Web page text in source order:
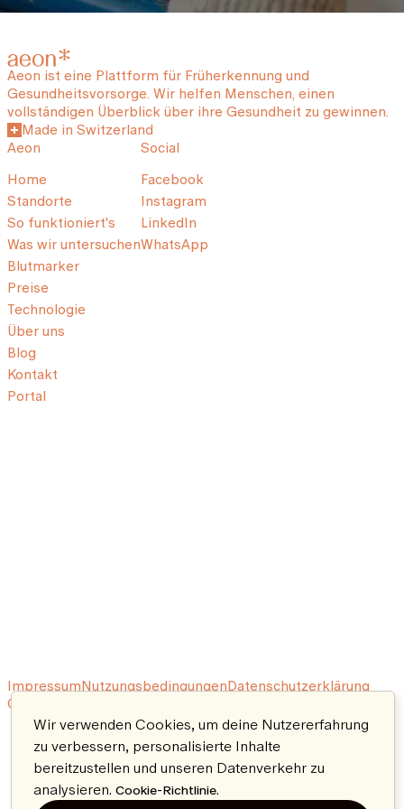
Aeon ist eine Plattform für Früherkennung und
Gesundheitsvorsorge. Wir helfen Menschen, einen
vollständigen Überblick über ihre Gesundheit zu gewinnen.
Made in Switzerland
Aeon
Home
Standorte
So funktioniert's
Was wir untersuchen
Blutmarker
Preise
Technologie
Über uns
Blog
Kontakt
Portal
Social
Facebook
Instagram
LinkedIn
WhatsApp
ImpressumNutzungsbedingungenDatenschutzerklärung
© 2026 Aeon. All rights reserved.
Wir verwenden Cookies, um deine Nutzererfahrung
zu verbessern, personalisierte Inhalte
bereitzustellen und unseren Datenverkehr zu
analysieren. Cookie-Richtlinie.